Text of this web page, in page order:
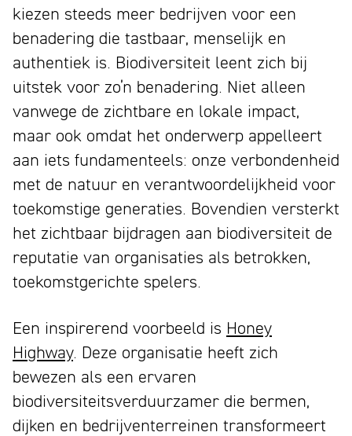
kiezen steeds meer bedrijven voor een
benadering die tastbaar, menselijk en
authentiek is. Biodiversiteit leent zich bij
uitstek voor zo’n benadering. Niet alleen
vanwege de zichtbare en lokale impact,
maar ook omdat het onderwerp appelleert
aan iets fundamenteels: onze verbondenheid
met de natuur en verantwoordelijkheid voor
toekomstige generaties. Bovendien versterkt
het zichtbaar bijdragen aan biodiversiteit de
reputatie van organisaties als betrokken,
toekomstgerichte spelers.
Een inspirerend voorbeeld is Honey
Highway. Deze organisatie heeft zich
bewezen als een ervaren
biodiversiteitsverduurzamer die bermen,
dijken en bedrijventerreinen transformeert